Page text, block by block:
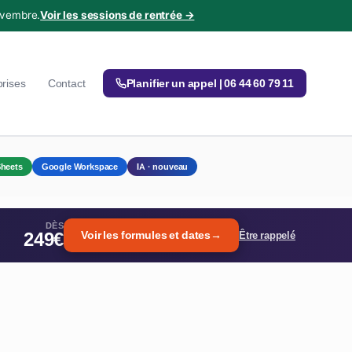
Voir les sessions de rentrée →
Contact Planifier un appel | 06 44 60 79 11
Google Workspace IA · nouveau
DÈS
249€ Voir les formules et dates→ Être rappelé